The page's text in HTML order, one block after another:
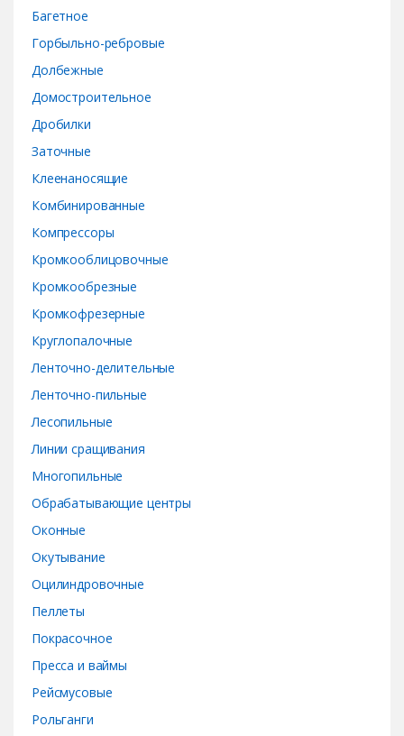
Багетное
Горбыльно-ребровые
Долбежные
Домостроительное
Дробилки
Заточные
Клеенаносящие
Комбинированные
Компрессоры
Кромкооблицовочные
Кромкообрезные
Кромкофрезерные
Круглопалочные
Ленточно-делительные
Ленточно-пильные
Лесопильные
Линии сращивания
Многопильные
Обрабатывающие центры
Оконные
Окутывание
Оцилиндровочные
Пеллеты
Покрасочное
Пресса и ваймы
Рейсмусовые
Рольганги